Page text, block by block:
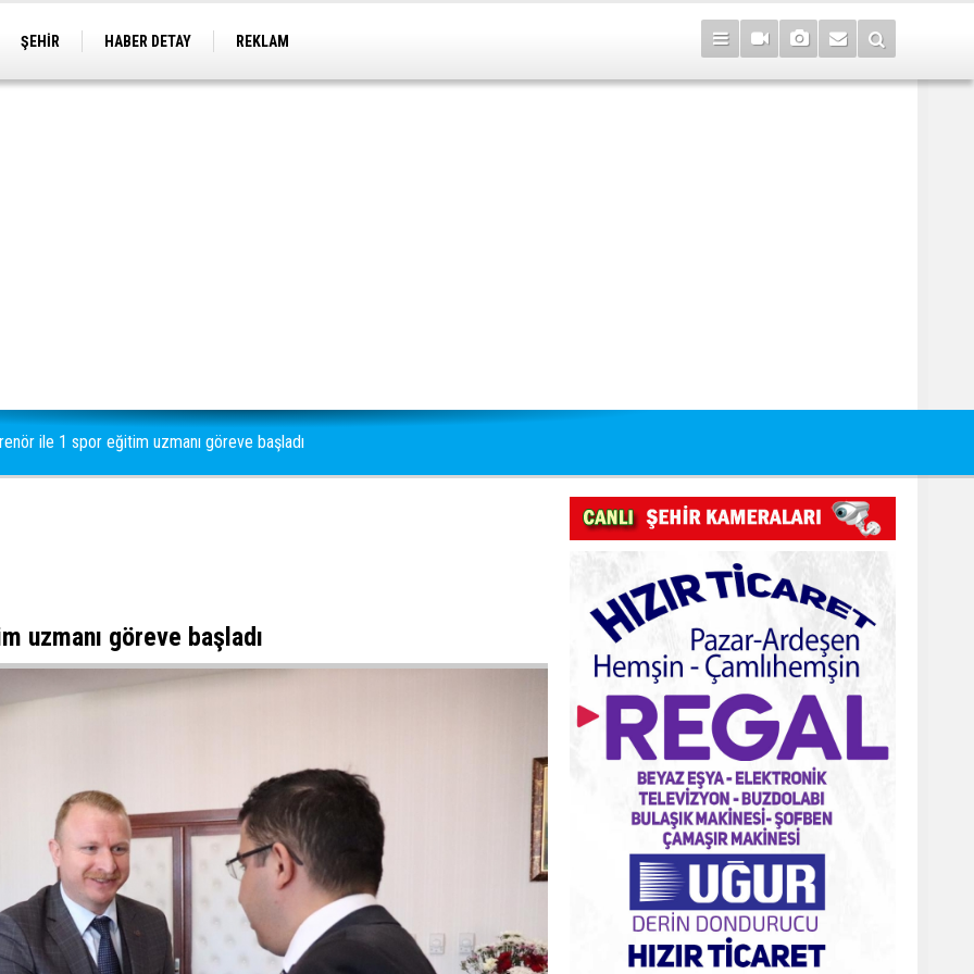
ŞEHİR HABER DETAY REKLAM
ile 1 spor eğitim uzmanı göreve başladı
uzmanı göreve başladı